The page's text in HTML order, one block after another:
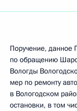
Поручение, данное
по обращению
Вологды
мер по ремонту
в Вологодском
остановки, в том